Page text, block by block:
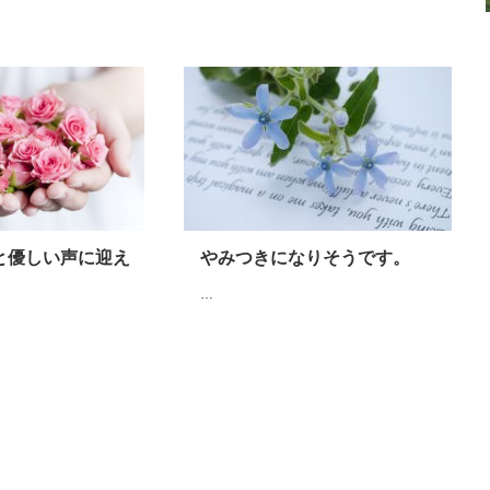
優しい声に迎え やみつきになりそうです。
…